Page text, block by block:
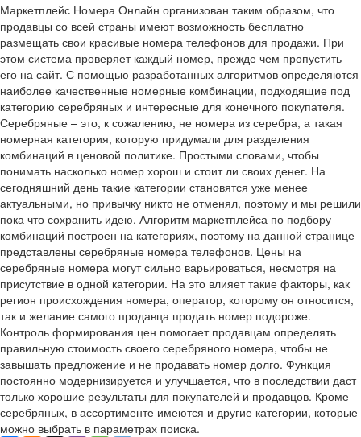
Маркетплейс Номера Онлайн организован таким образом, что
продавцы со всей страны имеют возможность бесплатно
размещать свои красивые номера телефонов для продажи. При
этом система проверяет каждый номер, прежде чем пропустить
его на сайт. С помощью разработанных алгоритмов определяются
наиболее качественные номерные комбинации, подходящие под
категорию серебряных и интересные для конечного покупателя.
Серебряные – это, к сожалению, не номера из серебра, а такая
номерная категория, которую придумали для разделения
комбинаций в ценовой политике. Простыми словами, чтобы
понимать насколько номер хорош и стоит ли своих денег. На
сегодняшний день такие категории становятся уже менее
актуальными, но привычку никто не отменял, поэтому и мы решили
пока что сохранить идею. Алгоритм маркетплейса по подбору
комбинаций построен на категориях, поэтому на данной странице
представлены серебряные номера телефонов. Цены на
серебряные номера могут сильно варьироваться, несмотря на
присутствие в одной категории. На это влияет такие факторы, как
регион происхождения номера, оператор, которому он относится,
так и желание самого продавца продать номер подороже.
Контроль формирования цен помогает продавцам определять
правильную стоимость своего серебряного номера, чтобы не
завышать предложение и не продавать номер долго. Функция
постоянно модернизируется и улучшается, что в последствии даст
только хорошие результаты для покупателей и продавцов. Кроме
серебряных, в ассортименте имеются и другие категории, которые
можно выбрать в параметрах поиска.